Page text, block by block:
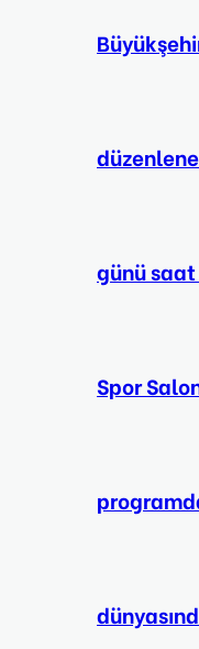
günü saat
Spor